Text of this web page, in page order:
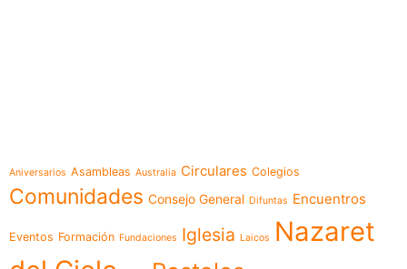
Aniversarios Asambleas Australia Circulares Colegios
Comunidades Consejo General Difuntas Encuentros
Eventos Formación Fundaciones Iglesia Laicos
Nazaret